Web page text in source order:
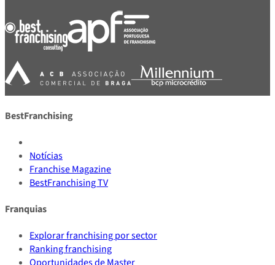
BestFranchising
Notícias
Franchise Magazine
BestFranchising TV
Franquias
Explorar franchising por sector
Ranking franchising